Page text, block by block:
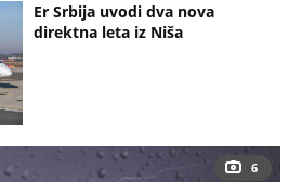
Er Srbija uvodi dva nova
direktna leta iz Niša
6